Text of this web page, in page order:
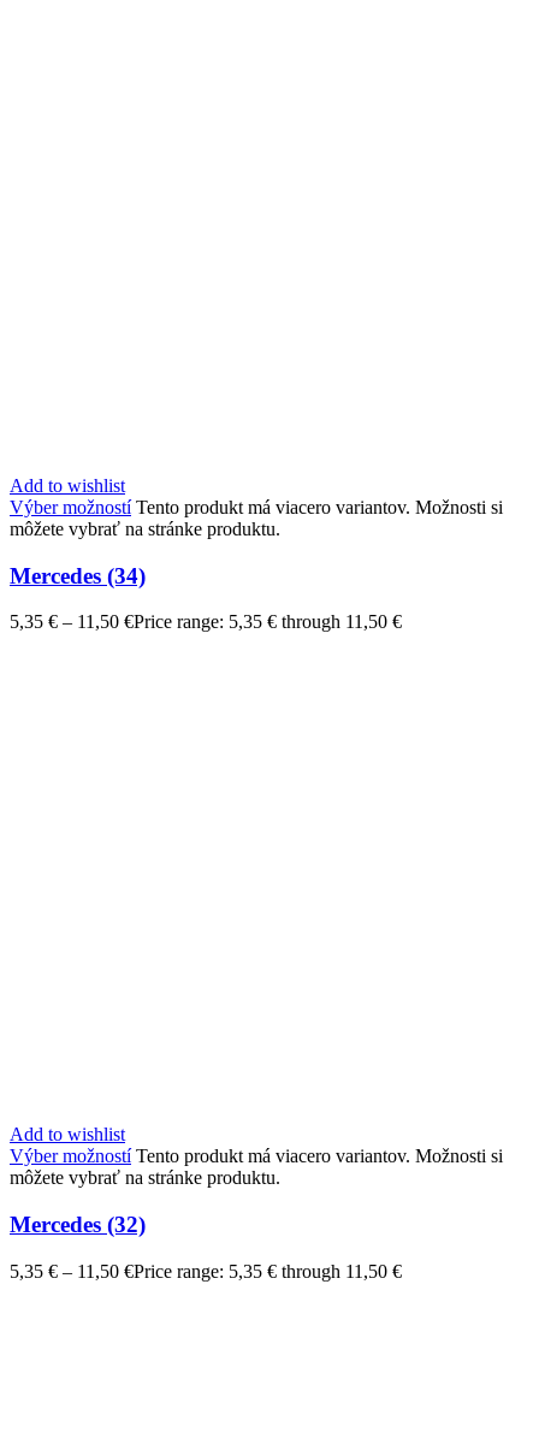
Add to wishlist
Výber možností Tento produkt má viacero variantov. Možnosti si
môžete vybrať na stránke produktu.
Mercedes (34)
5,35 € – 11,50 €Price range: 5,35 € through 11,50 €
Add to wishlist
Výber možností Tento produkt má viacero variantov. Možnosti si
môžete vybrať na stránke produktu.
Mercedes (32)
5,35 € – 11,50 €Price range: 5,35 € through 11,50 €